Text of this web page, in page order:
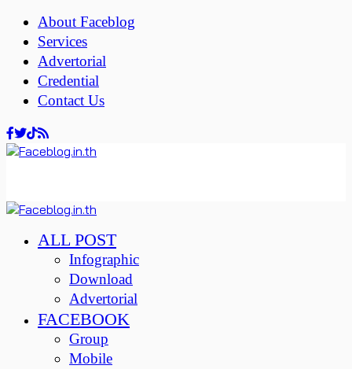
About Faceblog
Services
Advertorial
Credential
Contact Us
ALL POST
Infographic
Download
Advertorial
FACEBOOK
Group
Mobile